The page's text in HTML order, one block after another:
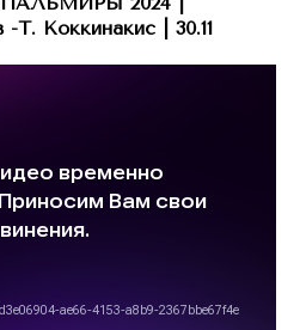
Т. Коккинакис | 30.11